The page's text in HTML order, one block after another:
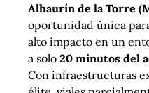
Alhaurín de la Torre
oportunidad única
alto impacto en un
a solo 20 minutos del
Con infraestructuras